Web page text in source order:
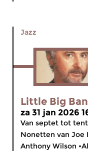
Jazz
Little Big
za 31 jan 2026
Van septet tot
Nonetten van Joe
Anthony Wilson